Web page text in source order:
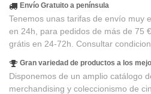
Envío Gratuito a península
Tenemos unas tarifas de envío muy
en 24h, para pedidos de más de 75
grátis en 24-72h. Consultar
Gran variedad de productos a los
Disponemos de un amplio catálogo
merchandising y coleccionismo de